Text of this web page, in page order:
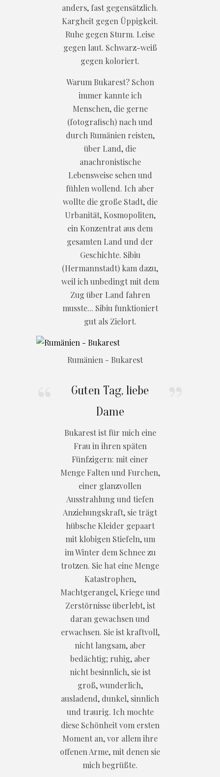
anders, fast gegensätzlich.
Kargheit gegen Üppigkeit.
Ruhe gegen Sturm. Leise
gegen laut. Schwarz-weiß
gegen koloriert.
Warum Bukarest? Schon
immer kannte ich
Menschen, die gerne
(fotografisch) nach und
durch Rumänien reisten,
über Land, die
anachronistische
Lebensweise sehen und
fühlen wollend. Ich aber
wollte die große Stadt, die
Urbanität, Kosmopoliten,
ein Konzentrat aus dem
gesamten Land und der
Geschichte. Sibiu
(Hermannstadt) kam dazu,
weil ich unbedingt mit dem
Zug über Land fahren
musste... Sibiu funktioniert
gut als Zielort.
Rumänien - Bukarest
Guten Tag, liebe
Dame
Bukarest ist für mich eine
Frau in ihren späten
Fünfzigern: mit einer
Menge Falten und Furchen,
einer glanzvollen
Ausstrahlung und tiefen
Anziehungskraft, sie trägt
hübsche Kleider gepaart
mit klobigen Stiefeln, um
im Winter dem Schnee zu
trotzen. Sie hat eine Menge
Katastrophen,
Machtgerangel, Kriege und
Zerstörnisse überlebt, ist
daran gewachsen und
erwachsen. Sie ist kraftvoll,
nicht langsam, aber
bedächtig; ruhig, aber
nicht besinnlich, sie ist
groß, wunderlich,
ausladend, dunkel, sinnlich
und traurig. Ich mochte
diese Schönheit vom ersten
Moment an, vor allem ihre
offenen Arme, mit denen sie
mich begrüßte.